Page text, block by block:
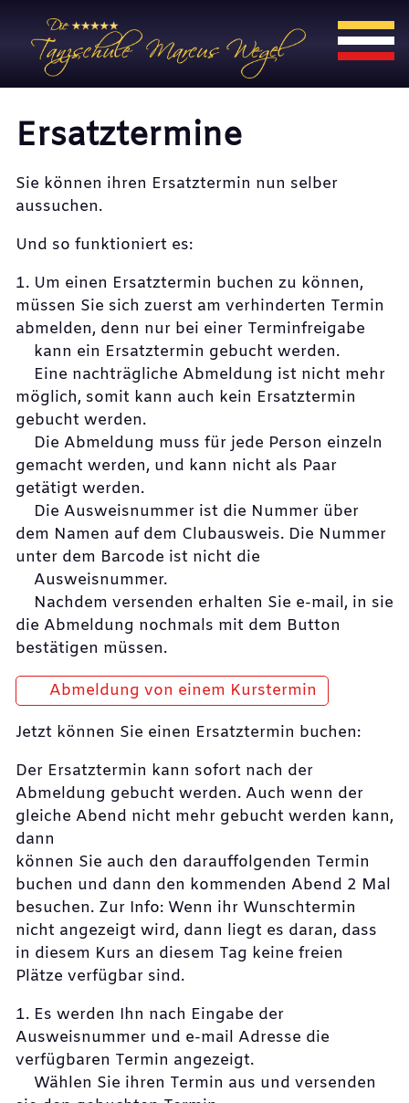
Ersatztermine
Sie können ihren Ersatztermin nun selber
aussuchen.
Und so funktioniert es:
1. Um einen Ersatztermin buchen zu können,
müssen Sie sich zuerst am verhinderten Termin
abmelden, denn nur bei einer Terminfreigabe
kann ein Ersatztermin gebucht werden.
Eine nachträgliche Abmeldung ist nicht mehr
möglich, somit kann auch kein Ersatztermin
gebucht werden.
Die Abmeldung muss für jede Person einzeln
gemacht werden, und kann nicht als Paar
getätigt werden.
Die Ausweisnummer ist die Nummer über
dem Namen auf dem Clubausweis. Die Nummer
unter dem Barcode ist nicht die
Ausweisnummer.
Nachdem versenden erhalten Sie e-mail, in sie
die Abmeldung nochmals mit dem Button
bestätigen müssen.
Abmeldung von einem Kurstermin
Jetzt können Sie einen Ersatztermin buchen:
Der Ersatztermin kann sofort nach der
Abmeldung gebucht werden. Auch wenn der
gleiche Abend nicht mehr gebucht werden kann,
dann
können Sie auch den darauffolgenden Termin
buchen und dann den kommenden Abend 2 Mal
besuchen. Zur Info: Wenn ihr Wunschtermin
nicht angezeigt wird, dann liegt es daran, dass
in diesem Kurs an diesem Tag keine freien
Plätze verfügbar sind.
1. Es werden Ihn nach Eingabe der
Ausweisnummer und e-mail Adresse die
verfügbaren Termin angezeigt.
Wählen Sie ihren Termin aus und versenden